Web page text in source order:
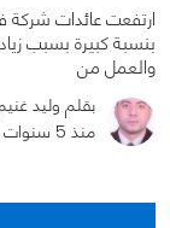
بنسبة كبيرة بسبب
والعمل من
بقلم وليد
منذ 5 سنوات